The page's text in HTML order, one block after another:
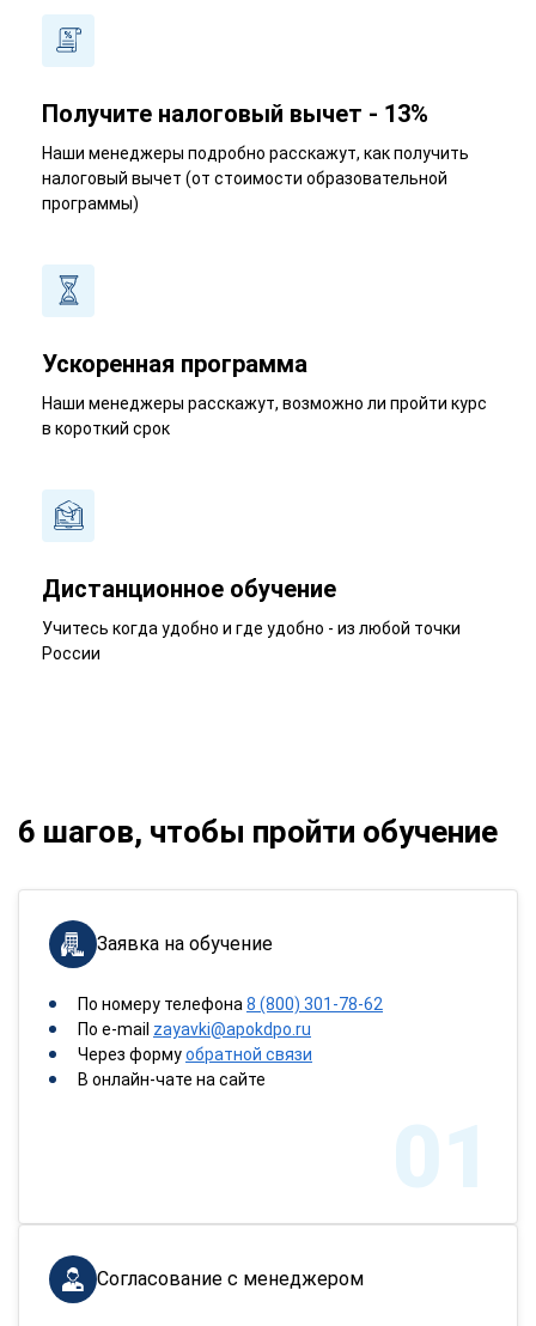
Получите налоговый вычет - 13%
Наши менеджеры подробно расскажут, как получить
налоговый вычет (от стоимости образовательной
программы)
Ускоренная программа
Наши менеджеры расскажут, возможно ли пройти курс
в короткий срок
Дистанционное обучение
Учитесь когда удобно и где удобно - из любой точки
России
6 шагов, чтобы пройти обучение
Заявка на обучение
По номеру телефона 8 (800) 301-78-62
По e-mail zayavki@apokdpo.ru
Через формуобратной связи
В онлайн-чате на сайте
01
Согласование с менеджером